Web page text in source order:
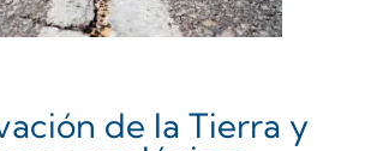
de la Tierra y